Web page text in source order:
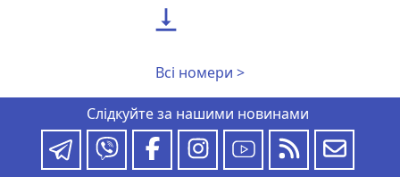

Всі номери >
Слідкуйте за нашими новинами